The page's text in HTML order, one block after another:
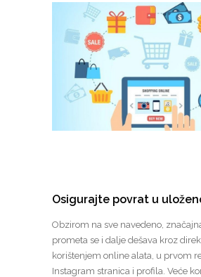
Osigurajte povrat u
Obzirom na sve navedeno,
prometa se i dalje dešava kroz
korištenjem online alata, u prvom
Instagram stranica i profila. Veće